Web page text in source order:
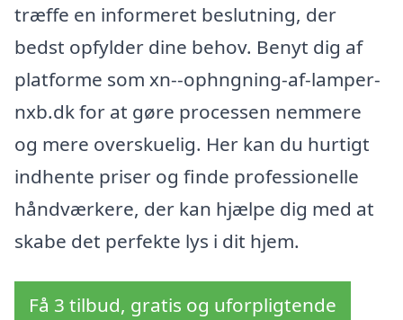
træffe en informeret beslutning, der
bedst opfylder dine behov. Benyt dig af
platforme som xn--ophngning-af-lamper-
nxb.dk for at gøre processen nemmere
og mere overskuelig. Her kan du hurtigt
indhente priser og finde professionelle
håndværkere, der kan hjælpe dig med at
skabe det perfekte lys i dit hjem.
Få 3 tilbud, gratis og uforpligtende